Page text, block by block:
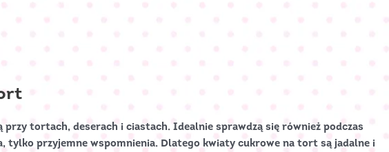
tortach, deserach i ciastach. Idealnie sprawdzą się również podczas
tylko przyjemne wspomnienia. Dlatego kwiaty cukrowe na tort są jadalne i